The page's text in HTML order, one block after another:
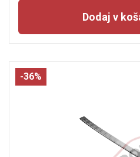
Dodaj v
-36%